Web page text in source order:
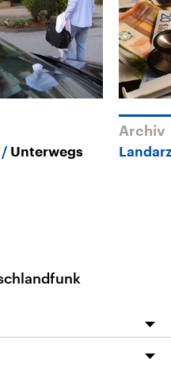
Unterwegs
Archiv